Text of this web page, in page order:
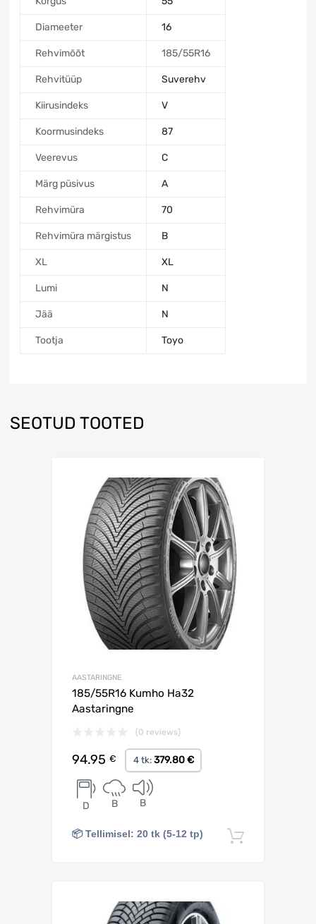
Diameeter 16
Rehvimõõt 185/55R16
Rehvitüüp Suverehv
Kiirusindeks V
Koormusindeks 87
Veerevus C
Märg püsivus A
Rehvimüra 70
Rehvimüra märgistus B
XL XL
Lumi N
Jää N
Tootja Toyo
SEOTUD TOOTED
AASTARINGNE
185/55R16 Kumho Ha32
Aastaringne
(0 reviews)
94.95 € 4 tk: 379.80 €
D B B
📦 Tellimisel: 20 tk (5-12 tp)